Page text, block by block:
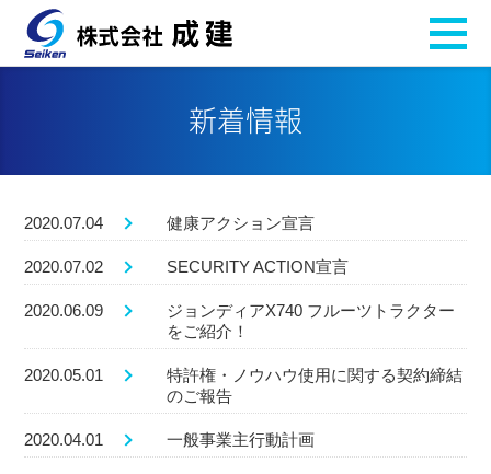
新着情報
2020.07.04 健康アクション宣言
2020.07.02 SECURITY ACTION宣言
2020.06.09
ジョンディアX740 フルーツトラクター
をご紹介！
2020.05.01
特許権・ノウハウ使用に関する契約締結
のご報告
2020.04.01 一般事業主行動計画